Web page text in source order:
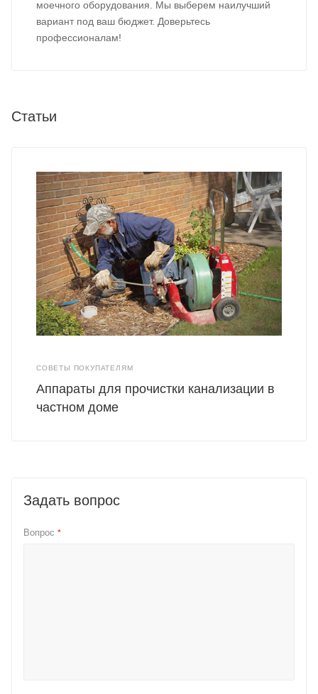
моечного оборудования. Мы выберем наилучший
вариант под ваш бюджет. Доверьтесь
профессионалам!
Статьи
СОВЕТЫ ПОКУПАТЕЛЯМ
Аппараты для прочистки канализации в
частном доме
Задать вопрос
Вопрос *